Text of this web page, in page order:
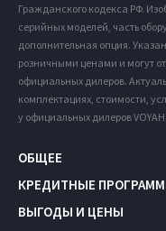
Гражданского кодекса РФ.
серийных моделей, часть
дополнительная опция.
розничными ценами и могут
официальных дилеров.
комплектациях, стоимости,
у официальных дилеров VOYAH.
ОБЩЕЕ
КРЕДИТНЫЕ
ВЫГОДЫ И ЦЕНЫ